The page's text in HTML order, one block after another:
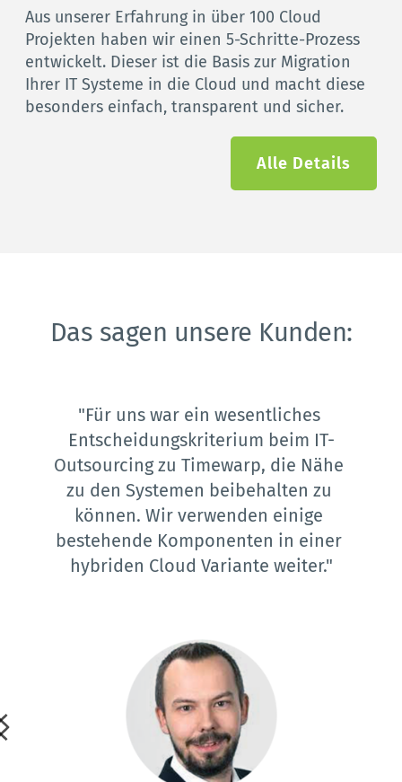
Aus unserer Erfahrung in über 100 Cloud
Projekten haben wir einen 5-Schritte-Prozess
entwickelt. Dieser ist die Basis zur Migration
Ihrer IT Systeme in die Cloud und macht diese
besonders einfach, transparent und sicher.
Alle Details
Das sagen unsere Kunden:
"Für uns war ein wesentliches
Entscheidungskriterium beim IT-
Outsourcing zu Timewarp, die Nähe
zu den Systemen beibehalten zu
können. Wir verwenden einige
bestehende Komponenten in einer
hybriden Cloud Variante weiter."